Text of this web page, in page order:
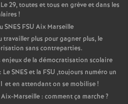
29, toutes et tous en grève et dans les
!
FSU Aix Marseille
travailler plus pour gagner plus, le
sans contreparties.
enjeux de la démocratisation scolaire
SNES et la FSU ,toujours numéro un
et en attendant on se mobilise!
Aix-Marseille : comment ça marche?